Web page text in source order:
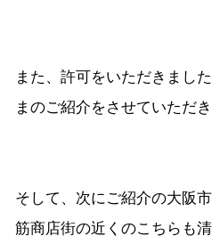
また、許可をいただきまし
まのご紹介をさせていただ
そして、次にご紹介の大阪
筋商店街の近くのこちらも